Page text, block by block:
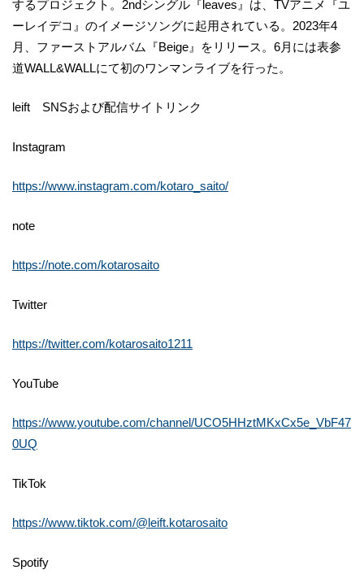
するプロジェクト。2ndシングル『leaves』は、TVアニメ『ユ
ーレイデコ』のイメージソングに起用されている。2023年4
月、ファーストアルバム『Beige』をリリース。6月には表参
道WALL&WALLにて初のワンマンライブを行った。
leift SNSおよび配信サイトリンク
Instagram
https://www.instagram.com/kotaro_saito/
note
https://note.com/kotarosaito
Twitter
https://twitter.com/kotarosaito1211
YouTube
https://www.youtube.com/channel/UCO5HHztMKxCx5e_VbF47
0UQ
TikTok
https://www.tiktok.com/@leift.kotarosaito
Spotify